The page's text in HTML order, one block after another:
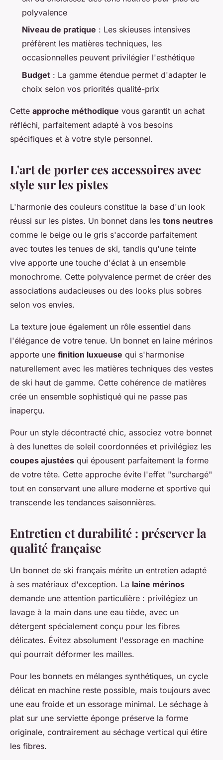
polyvalence
Niveau de pratique : Les skieuses intensives
préfèrent les matières techniques, les
occasionnelles peuvent privilégier l'esthétique
Budget : La gamme étendue permet d'adapter le
choix selon vos priorités qualité-prix
Cette approche méthodique vous garantit un achat
réfléchi, parfaitement adapté à vos besoins
spécifiques et à votre style personnel.
L'art de porter ces accessoires avec
style sur les pistes
L'harmonie des couleurs constitue la base d'un look
réussi sur les pistes. Un bonnet dans les tons neutres
comme le beige ou le gris s'accorde parfaitement
avec toutes les tenues de ski, tandis qu'une teinte
vive apporte une touche d'éclat à un ensemble
monochrome. Cette polyvalence permet de créer des
associations audacieuses ou des looks plus sobres
selon vos envies.
La texture joue également un rôle essentiel dans
l'élégance de votre tenue. Un bonnet en laine mérinos
apporte une finition luxueuse qui s'harmonise
naturellement avec les matières techniques des vestes
de ski haut de gamme. Cette cohérence de matières
crée un ensemble sophistiqué qui ne passe pas
inaperçu.
Pour un style décontracté chic, associez votre bonnet
à des lunettes de soleil coordonnées et privilégiez les
coupes ajustées qui épousent parfaitement la forme
de votre tête. Cette approche évite l'effet "surchargé"
tout en conservant une allure moderne et sportive qui
transcende les tendances saisonnières.
Entretien et durabilité : préserver la
qualité française
Un bonnet de ski français mérite un entretien adapté
à ses matériaux d'exception. La laine mérinos
demande une attention particulière : privilégiez un
lavage à la main dans une eau tiède, avec un
détergent spécialement conçu pour les fibres
délicates. Évitez absolument l'essorage en machine
qui pourrait déformer les mailles.
Pour les bonnets en mélanges synthétiques, un cycle
délicat en machine reste possible, mais toujours avec
une eau froide et un essorage minimal. Le séchage à
plat sur une serviette éponge préserve la forme
originale, contrairement au séchage vertical qui étire
les fibres.